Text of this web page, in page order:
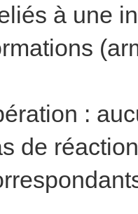
à une
:
de